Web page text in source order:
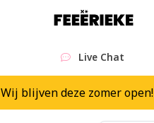
Live Chat
Wij blijven deze zomer open!